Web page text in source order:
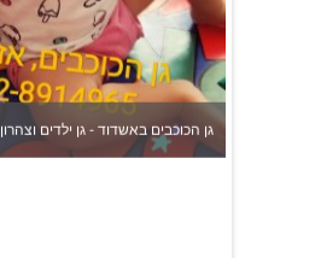
גן הכוכבים באשדוד - גן ילדים וצהרון